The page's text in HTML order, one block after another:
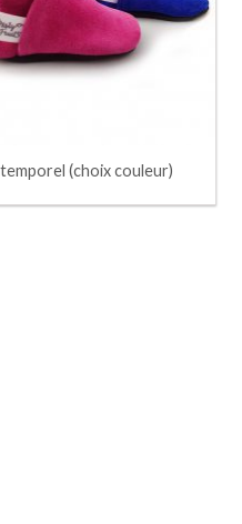
(choix couleur)